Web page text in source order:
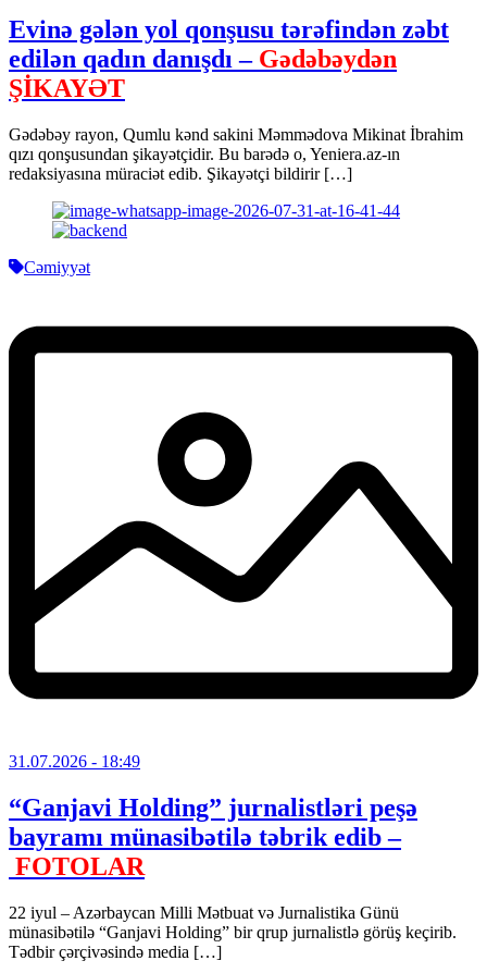
Evinə gələn yol qonşusu tərəfindən zəbt
edilən qadın danışdı – Gədəbəydən
ŞİKAYƏT
Gədəbəy rayon, Qumlu kənd sakini Məmmədova Mikinat İbrahim
qızı qonşusundan şikayətçidir. Bu barədə o, Yeniera.az-ın
redaksiyasına müraciət edib. Şikayətçi bildirir […]
Cəmiyyət
31.07.2026 - 18:49
“Ganjavi Holding” jurnalistləri peşə
bayramı münasibətilə təbrik edib –
FOTOLAR
22 iyul – Azərbaycan Milli Mətbuat və Jurnalistika Günü
münasibətilə “Ganjavi Holding” bir qrup jurnalistlə görüş keçirib.
Tədbir çərçivəsində media […]